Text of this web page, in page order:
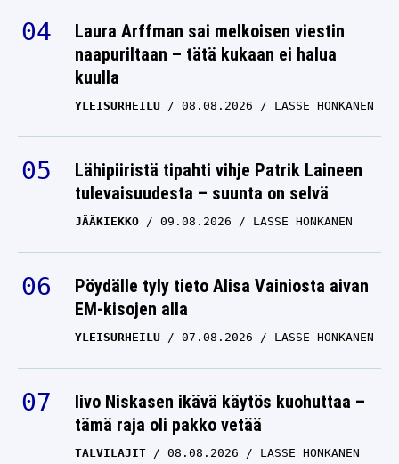
Laura Arffman sai melkoisen viestin
naapuriltaan – tätä kukaan ei halua
kuulla
YLEISURHEILU 08.08.2026 LASSE HONKANEN
Lähipiiristä tipahti vihje Patrik Laineen
tulevaisuudesta – suunta on selvä
JÄÄKIEKKO 09.08.2026 LASSE HONKANEN
Pöydälle tyly tieto Alisa Vainiosta aivan
EM-kisojen alla
YLEISURHEILU 07.08.2026 LASSE HONKANEN
Iivo Niskasen ikävä käytös kuohuttaa –
tämä raja oli pakko vetää
TALVILAJIT 08.08.2026 LASSE HONKANEN